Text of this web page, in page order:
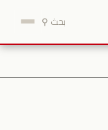
بحث ⚲